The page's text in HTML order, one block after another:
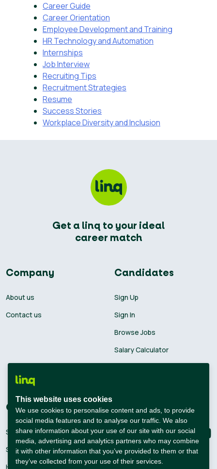
Career Guide
Career Orientation
Employee Development and Training
HR Technology and Automation
Internships
Job Interview
Recruiting Tips
Recruitment Strategies
Resume
Success Stories
Workplace Diversity and Inclusion
Get a linq to your ideal
career match
Company
About us
Contact us
Candidates
Sign Up
Sign In
Browse Jobs
Salary Calculator
Companies
Sign Up
Sign In
Hiring Solutions
Connect with us
This website uses cookies
We use cookies to personalise content and ads, to provide
social media features and to analyse our traffic. We also
share information about your use of our site with our social
media, advertising and analytics partners who may combine
it with other information that you’ve provided to them or that
they’ve collected from your use of their services.